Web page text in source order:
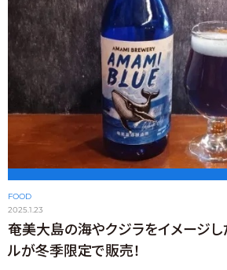
FOOD
2025.1.23
奄美大島の海やクジラをイメージし
ルが冬季限定で販売！